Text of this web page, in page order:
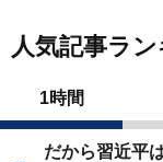
人気記事ラ
1時間
だから習近平